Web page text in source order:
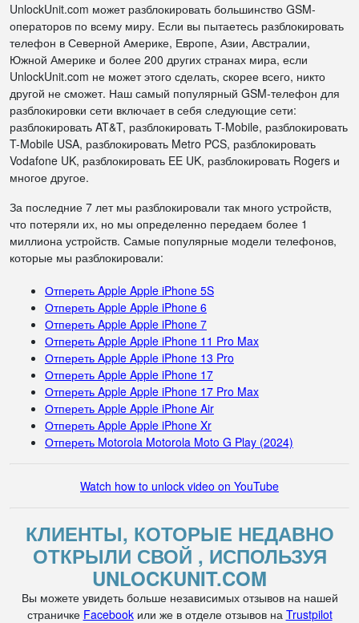
UnlockUnit.com может разблокировать большинство GSM-
операторов по всему миру. Если вы пытаетесь разблокировать
телефон в Северной Америке, Европе, Азии, Австралии,
Южной Америке и более 200 других странах мира, если
UnlockUnit.com не может этого сделать, скорее всего, никто
другой не сможет. Наш самый популярный GSM-телефон для
разблокировки сети включает в себя следующие сети:
разблокировать AT&T, разблокировать T-Mobile, разблокировать
T-Mobile USA, разблокировать Metro PCS, разблокировать
Vodafone UK, разблокировать EE UK, разблокировать Rogers и
многое другое.
За последние 7 лет мы разблокировали так много устройств,
что потеряли их, но мы определенно передаем более 1
миллиона устройств. Самые популярные модели телефонов,
которые мы разблокировали:
Отпереть Apple Apple iPhone 5S
Отпереть Apple Apple iPhone 6
Отпереть Apple Apple iPhone 7
Отпереть Apple Apple iPhone 11 Pro Max
Отпереть Apple Apple iPhone 13 Pro
Отпереть Apple Apple iPhone 17
Отпереть Apple Apple iPhone 17 Pro Max
Отпереть Apple Apple iPhone Air
Отпереть Apple Apple iPhone Xr
Отпереть Motorola Motorola Moto G Play (2024)
Watch how to unlock video on YouTube
КЛИЕНТЫ, КОТОРЫЕ НЕДАВНО
ОТКРЫЛИ СВОЙ , ИСПОЛЬЗУЯ
UNLOCKUNIT.COM
Вы можете увидеть больше независимых отзывов на нашей
страничке Facebookили же в отделе отзывов на Trustpilot